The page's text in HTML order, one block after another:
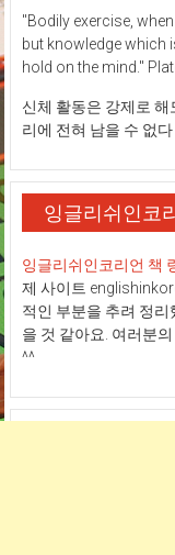
"Bodily exercise,
but knowledge which
hold on the mind."
신체 활동은 강제로
리에 전혀 남을 수 없다
잉글리쉬인코
잉글리쉬인코리언 책
제 사이트
적인 부분을 추려 정
을 것 같아요. 여러분
^^